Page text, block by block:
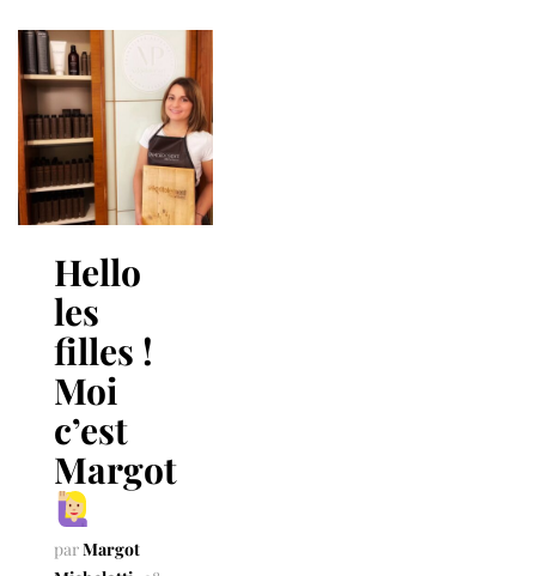
Hello
les
filles !
Moi
c’est
Margot
parMargot